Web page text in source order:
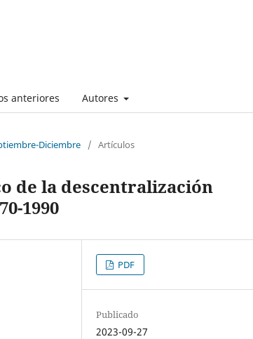
anteriores Autores
Diciembre / Artículos
de la descentralización
1990
PDF
Publicado
2023-09-27